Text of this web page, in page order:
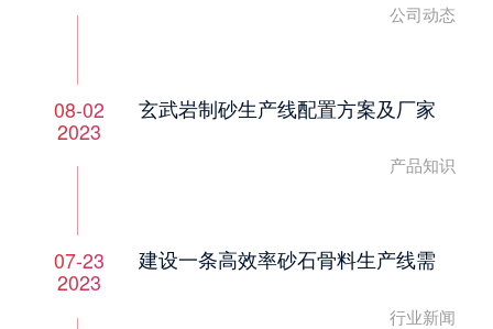
公司动态
08-02
2023
玄武岩制砂生产线配置方案及厂家
产品知识
07-23
2023
建设一条高效率砂石骨料生产线需
行业新闻